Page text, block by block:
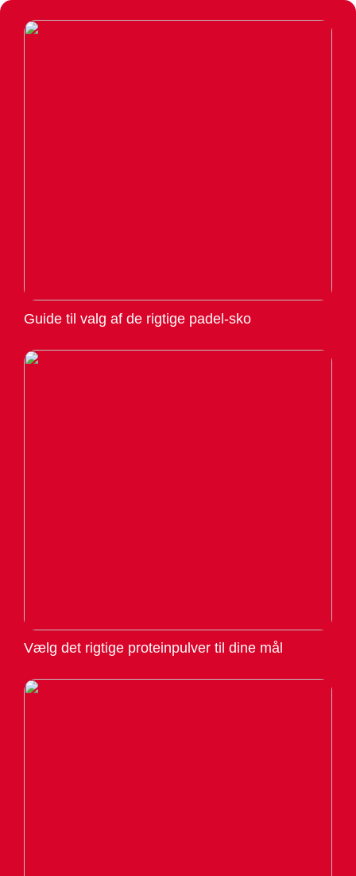
Guide til valg af de rigtige padel-sko
Vælg det rigtige proteinpulver til dine mål